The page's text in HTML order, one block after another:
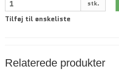
stk.
Tilføj til ønskeliste
Relaterede produkter